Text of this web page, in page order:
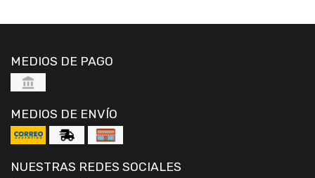
MEDIOS DE PAGO
MEDIOS DE ENVÍO
NUESTRAS REDES SOCIALES